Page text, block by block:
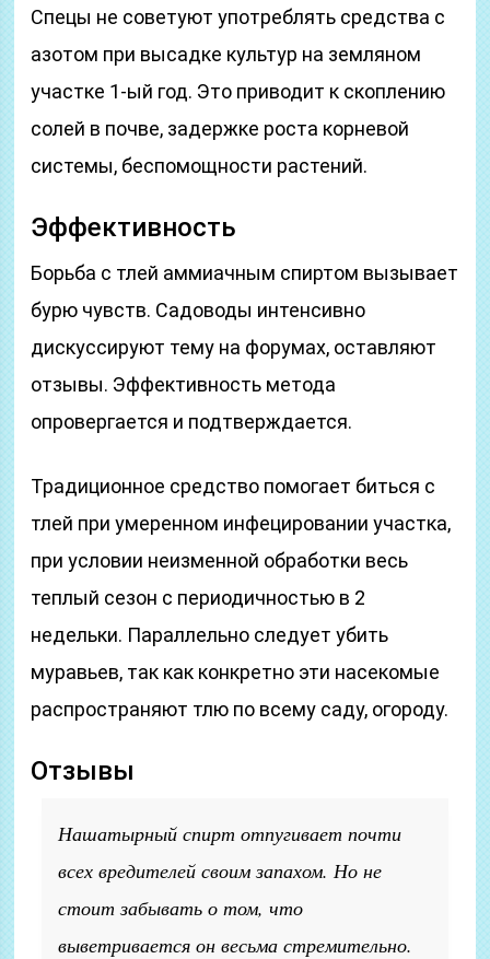
Спецы не советуют употреблять средства с
азотом при высадке культур на земляном
участке 1-ый год. Это приводит к скоплению
солей в почве, задержке роста корневой
системы, беспомощности растений.
Эффективность
Борьба с тлей аммиачным спиртом вызывает
бурю чувств. Садоводы интенсивно
дискуссируют тему на форумах, оставляют
отзывы. Эффективность метода
опровергается и подтверждается.
Традиционное средство помогает биться с
тлей при умеренном инфецировании участка,
при условии неизменной обработки весь
теплый сезон с периодичностью в 2
недельки. Параллельно следует убить
муравьев, так как конкретно эти насекомые
распространяют тлю по всему саду, огороду.
Отзывы
Нашатырный спирт отпугивает почти
всех вредителей своим запахом. Но не
стоит забывать о том, что
выветривается он весьма стремительно.